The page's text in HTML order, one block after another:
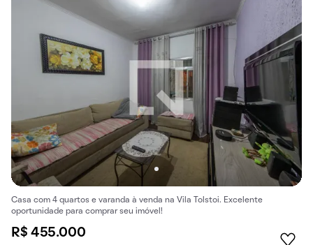
Casa com 4 quartos e varanda à venda na Vila Tolstoi. Excelente
oportunidade para comprar seu imóvel!
R$ 455.000